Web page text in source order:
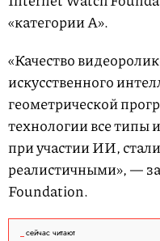
«категории А».
«Качество
искусственного
геометрической
технологии все типы
при участии ИИ,
реалистичными», —
Foundation.
сейчас читают